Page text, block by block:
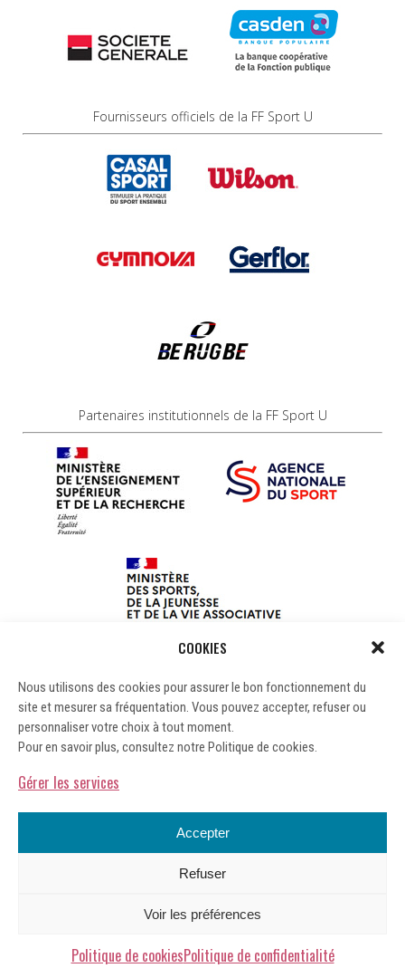
COOKIES
Nous utilisons des cookies pour assurer le bon fonctionnement du
site et mesurer sa fréquentation. Vous pouvez accepter, refuser ou
personnaliser votre choix à tout moment.
Pour en savoir plus, consultez notre Politique de cookies.
Gérer les services
Accepter
Refuser
Voir les préférences
Politique de cookiesPolitique de confidentialité
Fournisseurs officiels de la FF Sport U
Partenaires institutionnels de la FF Sport U
Gérer les cookies